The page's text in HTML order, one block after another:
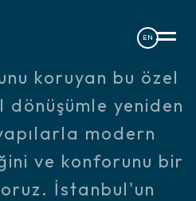
EN
koruyan bu özel
yeniden
modern
ve konforunu bir
İstanbul'un